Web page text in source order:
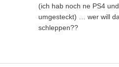
(ich hab noch ne PS4
umgesteckt) … wer will
schleppen??